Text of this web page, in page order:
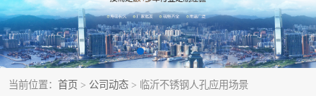
当前位置： 首页 > 公司动态 > 临沂不锈钢人孔应用场景
管件标准件
不锈钢人孔
不锈钢角钢